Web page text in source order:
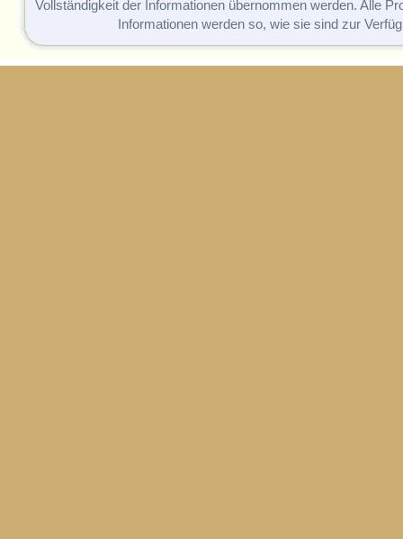
Vollständigkeit der Informationen übernommen werden. Alle
Informationen werden so, wie sie sind zur